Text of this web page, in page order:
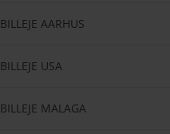
BILLEJE AARHUS
BILLEJE USA
BILLEJE MALAGA